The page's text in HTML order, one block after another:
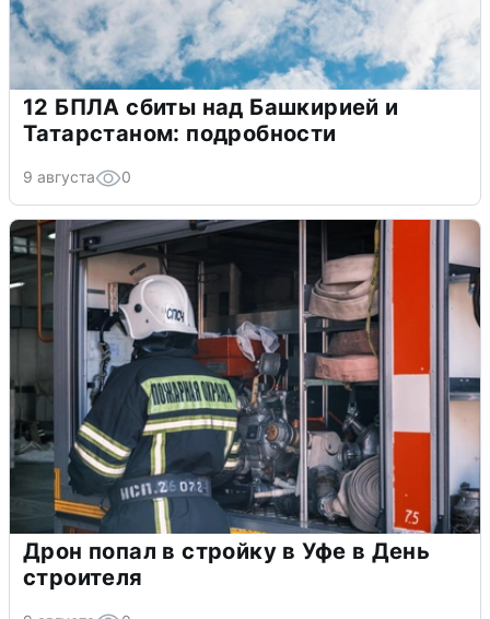
12 БПЛА сбиты над Башкирией и
Татарстаном: подробности
9 августа 0
Дрон попал в стройку в Уфе в День
строителя